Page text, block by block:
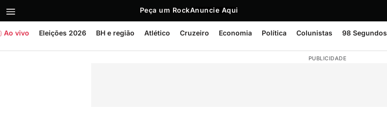
Peça um RockAnuncie Aqui
Ao vivo Eleições 2026 BH e região Atlético Cruzeiro Economia Política Colunistas 98 Segundos
PUBLICIDADE